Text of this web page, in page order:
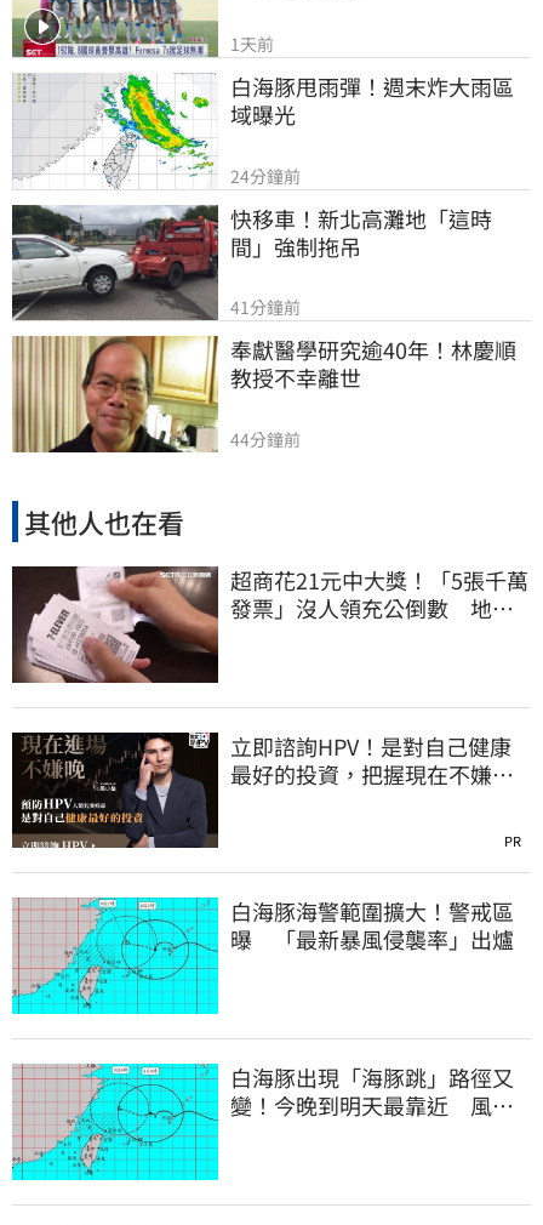
1天前
白海豚甩雨彈！週末炸大雨區
域曝光
24分鐘前
快移車！新北高灘地「這時
間」強制拖吊
41分鐘前
奉獻醫學研究逾40年！林慶順
教授不幸離世
44分鐘前
其他人也在看
超商花21元中大獎！「5張千萬
發票」沒人領充公倒數 地點
立即諮詢HPV！是對自己健康
最好的投資，把握現在不嫌
PR
白海豚海警範圍擴大！警戒區
曝 「最新暴風侵襲率」出爐
白海豚出現「海豚跳」路徑又
變！今晚到明天最靠近 風雨